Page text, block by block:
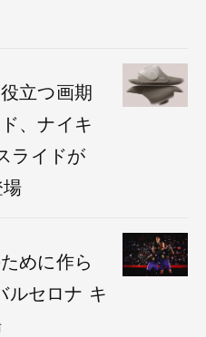
立つ画期
、ナイキ
ライドが
めに作ら
ルセロナ キ